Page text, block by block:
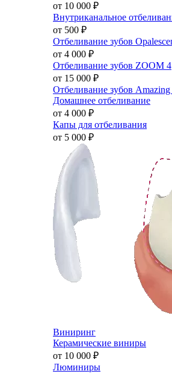
от 10 000 ₽
Внутриканальное
от 500 ₽
Отбеливание зубов
от 4 000 ₽
Отбеливание зубов ZOOM 4
от 15 000 ₽
Отбеливание зубов
Домашнее отбеливание
от 4 000 ₽
Капы для отбеливания
от 5 000 ₽
Виниринг
Керамические виниры
от 10 000 ₽
Люминиры